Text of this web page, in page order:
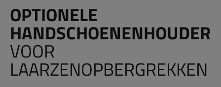
OPTIONELE
HANDSCHOENENHOUDER
VOOR
LAARZENOPBERGREKKEN